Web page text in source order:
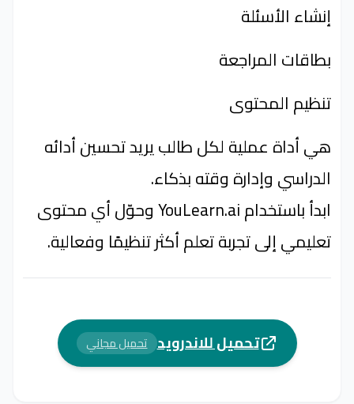
إنشاء الأسئلة
بطاقات المراجعة
تنظيم المحتوى
هي أداة عملية لكل طالب يريد تحسين أدائه
الدراسي وإدارة وقته بذكاء.
ابدأ باستخدام YouLearn.ai وحوّل أي محتوى
تعليمي إلى تجربة تعلم أكثر تنظيمًا وفعالية.
تحميل للاندرويد تحميل مجاني